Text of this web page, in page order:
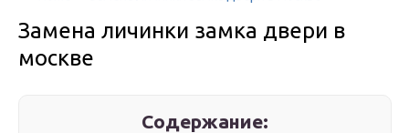
Замена личинки замка двери в
москве
Содержание: